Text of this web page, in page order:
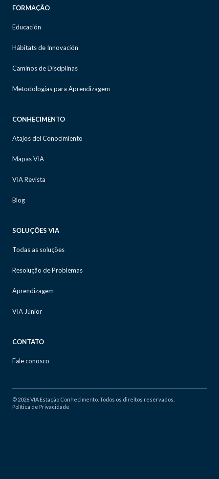
FORMAÇÃO
Educación
Hábitats de Innovación
Caminos de Disciplinas
Metodologias para Aprendizagem
CONHECIMENTO
Atajos del Conocimiento
Mapas VIA
VIA Revista
Blog
SOLUÇÕES VIA
Todas as soluções
Resolução de Problemas
Aprendizagem
VIA Júnior
CONTATO
Fale conosco
© 2026 VIA Estação Conhecimento. Todos os direitos reservados.
Política de Privacidade